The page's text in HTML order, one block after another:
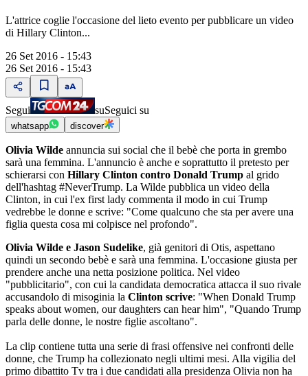
L'attrice coglie l'occasione del lieto evento per pubblicare un video
di Hillary Clinton...
26 Set 2016 - 15:43
26 Set 2016 - 15:43
Segui suSeguici su
whatsapp discover
Olivia Wilde annuncia sui social che il bebè che porta in grembo
sarà una femmina. L'annuncio è anche e soprattutto il pretesto per
schierarsi con Hillary Clinton contro Donald Trump al grido
dell'hashtag #NeverTrump. La Wilde pubblica un video della
Clinton, in cui l'ex first lady commenta il modo in cui Trump
vedrebbe le donne e scrive: "Come qualcuno che sta per avere una
figlia questa cosa mi colpisce nel profondo".
Olivia Wilde e Jason Sudelike, già genitori di Otis, aspettano
quindi un secondo bebè e sarà una femmina. L'occasione giusta per
prendere anche una netta posizione politica. Nel video
"pubblicitario", con cui la candidata democratica attacca il suo rivale
accusandolo di misoginia la Clinton scrive: "When Donald Trump
speaks about women, our daughters can hear him", "Quando Trump
parla delle donne, le nostre figlie ascoltano".
La clip contiene tutta una serie di frasi offensive nei confronti delle
donne, che Trump ha collezionato negli ultimi mesi. Alla vigilia del
primo dibattito Tv tra i due candidati alla presidenza Olivia non ha